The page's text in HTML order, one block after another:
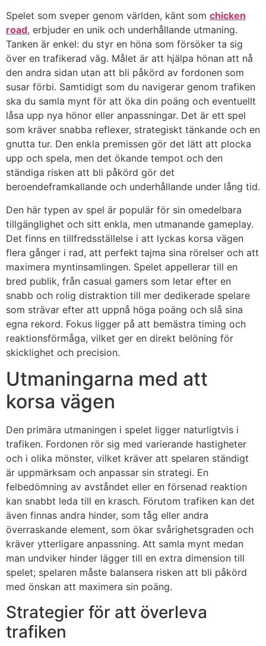
Spelet som sveper genom världen, känt som chicken
road, erbjuder en unik och underhållande utmaning.
Tanken är enkel: du styr en höna som försöker ta sig
över en trafikerad väg. Målet är att hjälpa hönan att nå
den andra sidan utan att bli påkörd av fordonen som
susar förbi. Samtidigt som du navigerar genom trafiken
ska du samla mynt för att öka din poäng och eventuellt
låsa upp nya hönor eller anpassningar. Det är ett spel
som kräver snabba reflexer, strategiskt tänkande och en
gnutta tur. Den enkla premissen gör det lätt att plocka
upp och spela, men det ökande tempot och den
ständiga risken att bli påkörd gör det
beroendeframkallande och underhållande under lång tid.
Den här typen av spel är populär för sin omedelbara
tillgänglighet och sitt enkla, men utmanande gameplay.
Det finns en tillfredsställelse i att lyckas korsa vägen
flera gånger i rad, att perfekt tajma sina rörelser och att
maximera myntinsamlingen. Spelet appellerar till en
bred publik, från casual gamers som letar efter en
snabb och rolig distraktion till mer dedikerade spelare
som strävar efter att uppnå höga poäng och slå sina
egna rekord. Fokus ligger på att bemästra timing och
reaktionsförmåga, vilket ger en direkt belöning för
skicklighet och precision.
Utmaningarna med att
korsa vägen
Den primära utmaningen i spelet ligger naturligtvis i
trafiken. Fordonen rör sig med varierande hastigheter
och i olika mönster, vilket kräver att spelaren ständigt
är uppmärksam och anpassar sin strategi. En
felbedömning av avståndet eller en försenad reaktion
kan snabbt leda till en krasch. Förutom trafiken kan det
även finnas andra hinder, som tåg eller andra
överraskande element, som ökar svårighetsgraden och
kräver ytterligare anpassning. Att samla mynt medan
man undviker hinder lägger till en extra dimension till
spelet; spelaren måste balansera risken att bli påkörd
med önskan att maximera sin poäng.
Strategier för att överleva
trafiken